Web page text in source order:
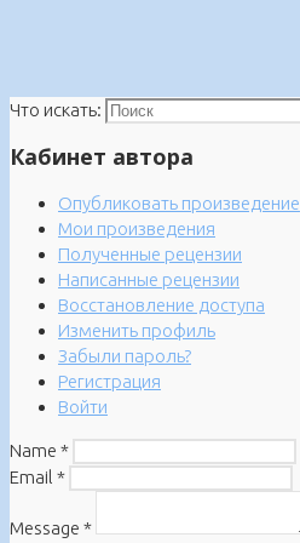
Что искать:
Кабинет автора
Опубликовать произведение
Мои произведения
Полученные рецензии
Написанные рецензии
Восстановление доступа
Изменить профиль
Забыли пароль?
Регистрация
Войти
Name *
Email *
Message *